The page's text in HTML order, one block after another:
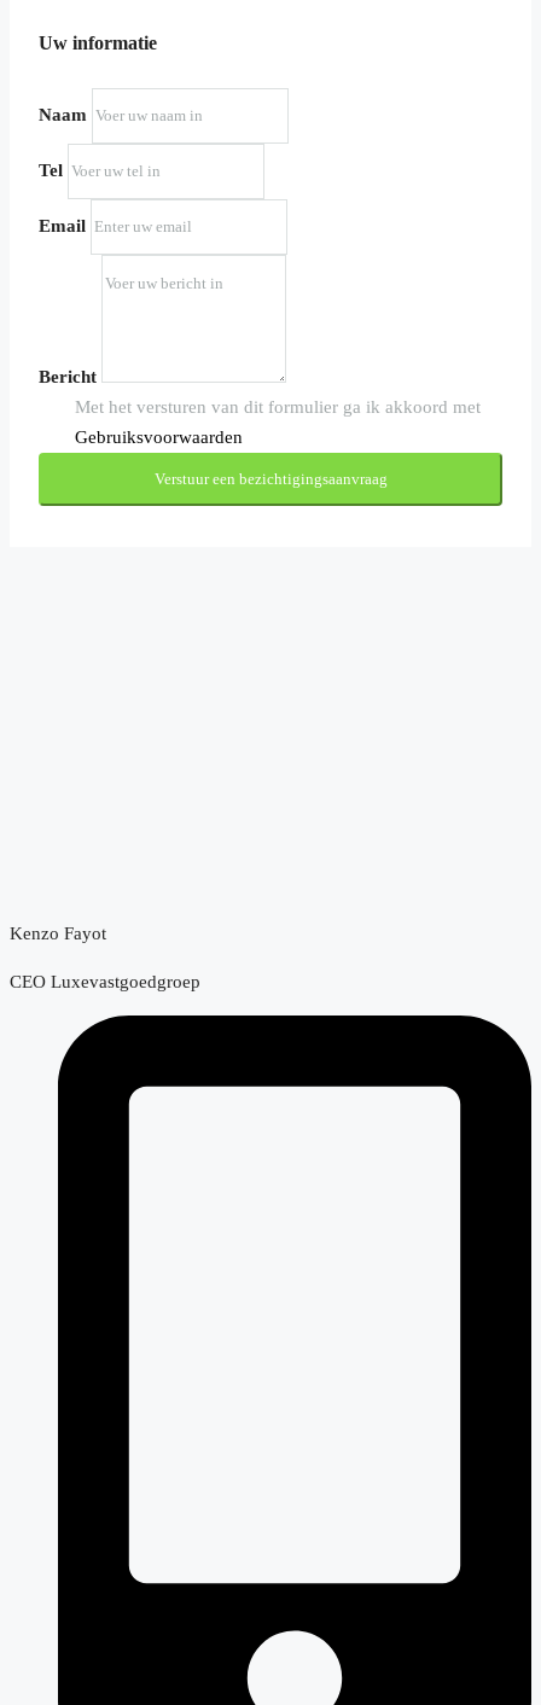
Uw informatie
Naam
Tel
Email
Bericht
Met het versturen van dit formulier ga ik akkoord met
Gebruiksvoorwaarden
Verstuur een bezichtigingsaanvraag
Kenzo Fayot
CEO Luxevastgoedgroep